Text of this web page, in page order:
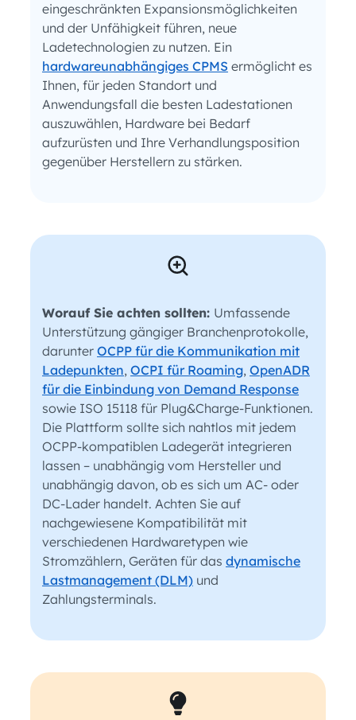
eingeschränkten Expansionsmöglichkeiten
und der Unfähigkeit führen, neue
Ladetechnologien zu nutzen. Ein
hardwareunabhängiges CPMS ermöglicht es
Ihnen, für jeden Standort und
Anwendungsfall die besten Ladestationen
auszuwählen, Hardware bei Bedarf
aufzurüsten und Ihre Verhandlungsposition
gegenüber Herstellern zu stärken.
Worauf Sie achten sollten: Umfassende
Unterstützung gängiger Branchenprotokolle,
darunter OCPP für die Kommunikation mit
Ladepunkten, OCPI für Roaming, OpenADR
für die Einbindung von Demand Response
sowie ISO 15118 für Plug&Charge-Funktionen.
Die Plattform sollte sich nahtlos mit jedem
OCPP-kompatiblen Ladegerät integrieren
lassen – unabhängig vom Hersteller und
unabhängig davon, ob es sich um AC- oder
DC-Lader handelt. Achten Sie auf
nachgewiesene Kompatibilität mit
verschiedenen Hardwaretypen wie
Stromzählern, Geräten für das dynamische
Lastmanagement (DLM) und
Zahlungsterminals.